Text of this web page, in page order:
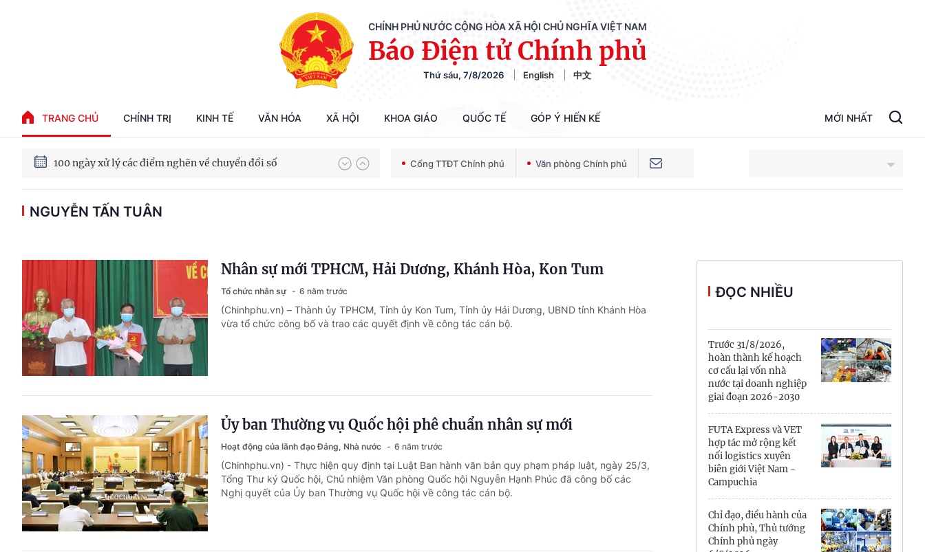
CHÍNH PHỦ NƯỚC CỘNG HÒA XÃ HỘI CHỦ NGHĨA VIỆT NAM
Báo Điện tử Chính phủ
Thứ sáu, 7/8/2026 English 中文
TRANG CHỦ CHÍNH TRỊ KINH TẾ VĂN HÓA XÃ HỘI KHOA GIÁO QUỐC TẾ GÓP Ý HIẾN KẾ MỚI NHẤT
Chiến dịch 500 ngày đêm tìm kiếm, quy tập và xác định danh tính hài cốt liệt sĩ
100 ngày xử lý các điểm nghẽn về chuyển đổi số
Phát triển nhà ở cho thuê - Trụ cột chiến lược, lâu dài
Chiến dịch 500 ngày đêm tìm kiếm, quy tập và xác định danh tính hài cốt liệt sĩ
Cổng TTĐT Chính phủ Văn phòng Chính phủ
Cần Thơ
Điện Biên
Đà Nẵng
Đắk Lắk
Đồng Nai
Gia Lai
Hà Nội
NGUYỄN TẤN TUÂN
Nhân sự mới TPHCM, Hải Dương, Khánh Hòa, Kon Tum
Tổ chức nhân sự 6 năm trước
(Chinhphu.vn) – Thành ủy TPHCM, Tỉnh ủy Kon Tum, Tỉnh ủy Hải Dương, UBND tỉnh Khánh Hòa
vừa tổ chức công bố và trao các quyết định về công tác cán bộ.
Ủy ban Thường vụ Quốc hội phê chuẩn nhân sự mới
Hoạt động của lãnh đạo Đảng, Nhà nước 6 năm trước
(Chinhphu.vn) - Thực hiện quy định tại Luật Ban hành văn bản quy phạm pháp luật, ngày 25/3,
Tổng Thư ký Quốc hội, Chủ nhiệm Văn phòng Quốc hội Nguyễn Hạnh Phúc đã công bố các
Nghị quyết của Ủy ban Thường vụ Quốc hội về công tác cán bộ.
ĐỌC NHIỀU
Trước 31/8/2026,
hoàn thành kế hoạch
cơ cấu lại vốn nhà
nước tại doanh nghiệp
giai đoạn 2026-2030
FUTA Express và VET
hợp tác mở rộng kết
nối logistics xuyên
biên giới Việt Nam -
Campuchia
Chỉ đạo, điều hành của
Chính phủ, Thủ tướng
Chính phủ ngày